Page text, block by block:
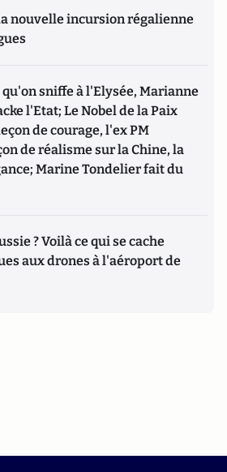
nouvelle incursion régalienne
sniffe à l'Elysée, Marianne
l'Etat; Le Nobel de la Paix
de courage, l'ex PM
de réalisme sur la Chine, la
Marine Tondelier fait du
? Voilà ce qui se cache
aux drones à l'aéroport de